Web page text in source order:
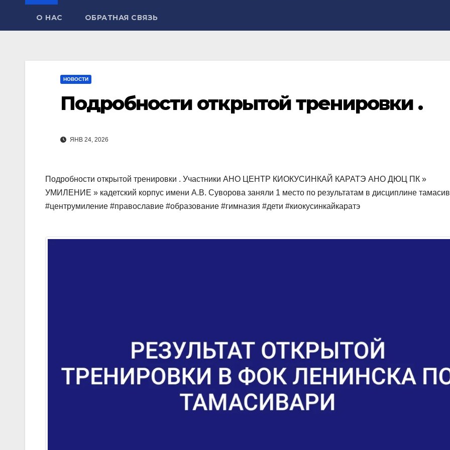
О НАС ОБРАТНАЯ СВЯЗЬ
НОВОСТИ
Подробности открытой тренировки .
ЯНВ 24, 2026
Подробности открытой тренировки . Участники АНО ЦЕНТР КИОКУСИНКАЙ КАРАТЭ АНО ДЮЦ ПК »
УМИЛЕНИЕ » кадетский корпус имени А.В. Суворова заняли 1 место по результатам в дисциплине
#центрумиление #православие #образование #гимназия #дети #киокусинкайкаратэ